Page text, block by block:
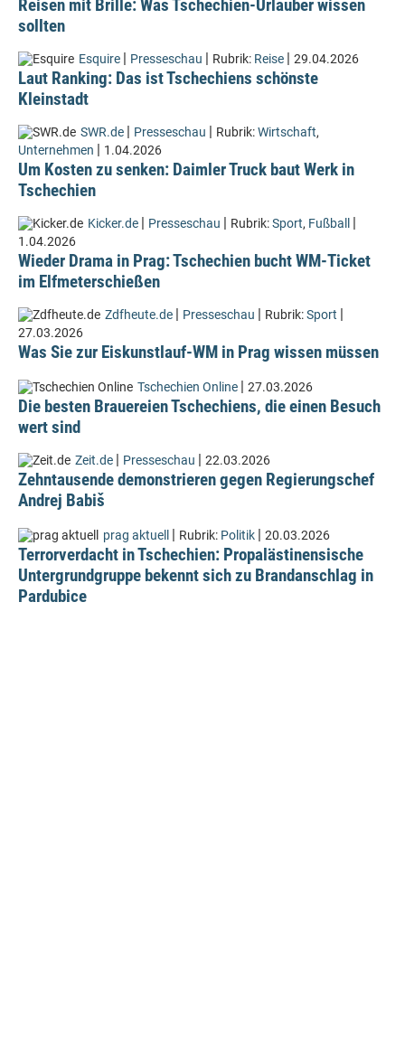
Reisen mit Brille: Was Tschechien-Urlauber wissen
sollten
Esquire | Presseschau | Rubrik: Reise | 29.04.2026
Laut Ranking: Das ist Tschechiens schönste
Kleinstadt
SWR.de | Presseschau | Rubrik:Wirtschaft,
Unternehmen | 1.04.2026
Um Kosten zu senken: Daimler Truck baut Werk in
Tschechien
Kicker.de | Presseschau | Rubrik:Sport, Fußball |
1.04.2026
Wieder Drama in Prag: Tschechien bucht WM-Ticket
im Elfmeterschießen
Zdfheute.de | Presseschau | Rubrik:Sport |
27.03.2026
Was Sie zur Eiskunstlauf-WM in Prag wissen müssen
Tschechien Online | 27.03.2026
Die besten Brauereien Tschechiens, die einen Besuch
wert sind
Zeit.de | Presseschau | 22.03.2026
Zehntausende demonstrieren gegen Regierungschef
Andrej Babiš
prag aktuell | Rubrik: Politik | 20.03.2026
Terrorverdacht in Tschechien: Propalästinensische
Untergrundgruppe bekennt sich zu Brandanschlag in
Pardubice